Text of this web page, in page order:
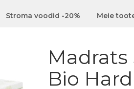
Stroma voodid -20% Meie
Bio